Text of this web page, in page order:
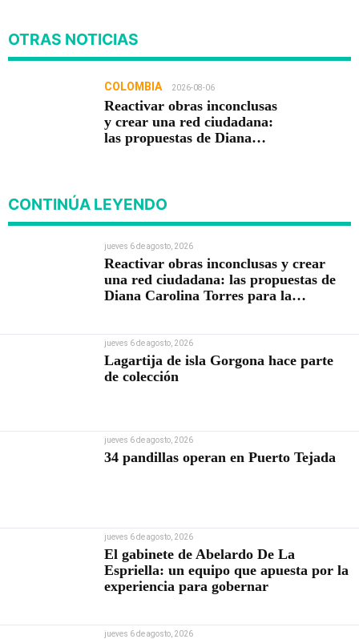
OTRAS NOTICIAS
COLOMBIA 2026-08-06
Reactivar obras inconclusas
y crear una red ciudadana:
las propuestas de Diana
CONTINÚA LEYENDO
jueves 6 de agosto, 2026
Reactivar obras inconclusas y crear
una red ciudadana: las propuestas de
Diana Carolina Torres para la
jueves 6 de agosto, 2026
Lagartija de isla Gorgona hace parte
de colección
jueves 6 de agosto, 2026
34 pandillas operan en Puerto Tejada
jueves 6 de agosto, 2026
El gabinete de Abelardo De La
Espriella: un equipo que apuesta por la
experiencia para gobernar
jueves 6 de agosto, 2026